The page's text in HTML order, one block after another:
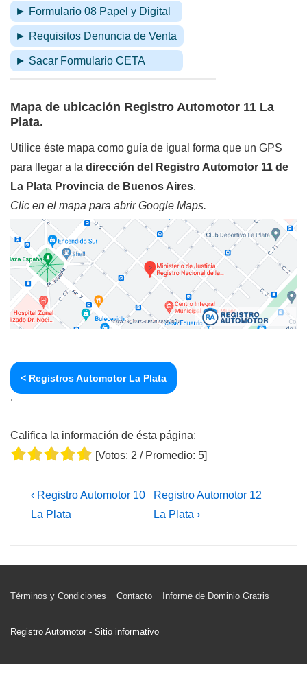
► Formulario 08 Papel y Digital
► Requisitos Denuncia de Venta
► Sacar Formulario CETA
Mapa de ubicación Registro Automotor 11 La
Plata.
Utilice éste mapa como guía de igual forma que un GPS
para llegar a la dirección del Registro Automotor 11 de
La Plata Provincia de Buenos Aires.
Clic en el mapa para abrir Google Maps.
< Registros Automotor La Plata
.
Califica la información de ésta página:
[Votos: 2 / Promedio: 5]
Navegación
de
La
entrada
‹ Registro Automotor 10
La Plata
La
entrada
Registro Automotor 12
La Plata ›
Menú
pie
de
Términos y Condiciones Contacto Informe de Dominio Gratris
Registro Automotor - Sitio informativo